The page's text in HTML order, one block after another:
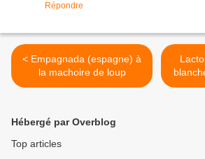
Répondre
< Empagnada (espagne) à
la machoire de loup
Hébergé par Overblog
Top articles